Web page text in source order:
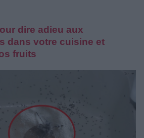
dire adieu aux
dans votre cuisine et
fruits